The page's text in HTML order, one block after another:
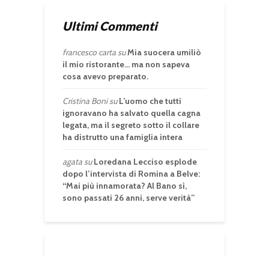
Ultimi Commenti
francesco cartasuMia suocera umiliò
il mio ristorante… ma non sapeva
cosa avevo preparato.
Cristina BonisuL’uomo che tutti
ignoravano ha salvato quella cagna
legata, ma il segreto sotto il collare
ha distrutto una famiglia intera
agatasuLoredana Lecciso esplode
dopo l’intervista di Romina a Belve:
“Mai più innamorata? Al Bano sì,
sono passati 26 anni, serve verità”